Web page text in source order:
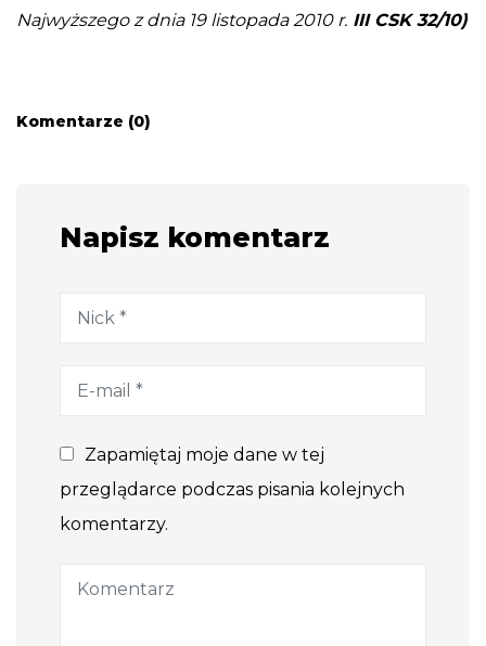
Najwyższego z dnia 19 listopada 2010 r. III CSK 32/10)
Komentarze (0)
Napisz komentarz
Zapamiętaj moje dane w tej
przeglądarce podczas pisania kolejnych
komentarzy.